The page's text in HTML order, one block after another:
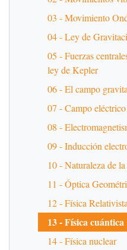
03 - Movimiento
04 - Ley de
05 - Fuerzas
ley de Kepler
06 - El campo
07 - Campo eléctrico
08 -
09 - Inducción
10 - Naturaleza de
11 - Óptica
12 - Física Relativista
13 - Física cuántica
14 - Física nuclear